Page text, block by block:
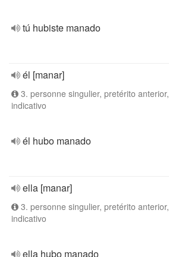
tú hubiste manado
él [manar]
3. personne singulier, pretérito anterior,
indicativo
él hubo manado
ella [manar]
3. personne singulier, pretérito anterior,
indicativo
ella hubo manado